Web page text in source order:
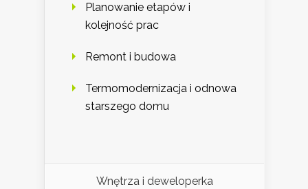
Planowanie etapów i
kolejność prac
Remont i budowa
Termomodernizacja i odnowa
starszego domu
Wnętrza i deweloperka